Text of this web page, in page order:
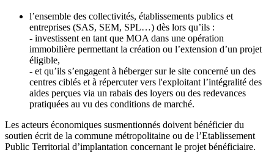
l’ensemble des collectivités, établissements publics et
entreprises (SAS, SEM, SPL…) dès lors qu’ils :
- investissent en tant que MOA dans une opération
immobilière permettant la création ou l’extension d’un projet
éligible,
- et qu’ils s’engagent à héberger sur le site concerné un des
centres ciblés et à répercuter vers l'exploitant l’intégralité des
aides perçues via un rabais des loyers ou des redevances
pratiquées au vu des conditions de marché.
Les acteurs économiques susmentionnés doivent bénéficier du
soutien écrit de la commune métropolitaine ou de l’Etablissement
Public Territorial d’implantation concernant le projet bénéficiaire.